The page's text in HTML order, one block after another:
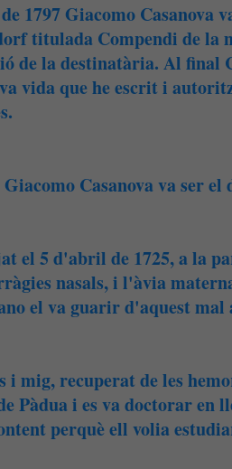
1797 Giacomo Casanova
titulada Compendi de la
de la destinatària. Al final
vida que he escrit i
Casanova va ser
el 5 d'abril de 1725, a la
nasals, i l'àvia
el va guarir d'aquest mal
mig, recuperat de les
Pàdua i es va doctorar en
perquè ell volia